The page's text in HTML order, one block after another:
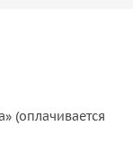
(оплачивается